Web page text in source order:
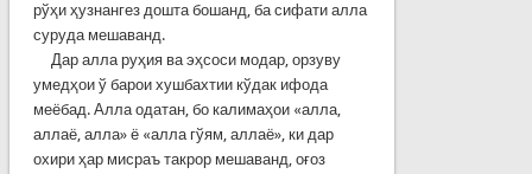
рўҳи ҳузнангез дошта бошанд, ба сифати алла
суруда мешаванд.
Дар алла руҳия ва эҳсоси модар, орзуву
умедҳои ў барои хушбахтии кўдак ифода
меёбад. Алла одатан, бо калимаҳои «алла,
аллаё, алла» ё «алла гўям, аллаё», ки дар
охири ҳар мисраъ такрор мешаванд, оғоз